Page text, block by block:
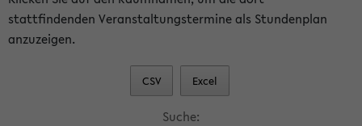
stattfindenden Veranstaltungstermine als Stundenplan
anzuzeigen.
CSV Excel
Suche: